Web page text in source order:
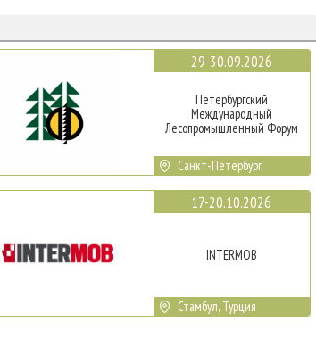
29-30.09.2026
Петербургский
Международный
Лесопромышленный Форум
Санкт-Петербург
17-20.10.2026
INTERMOB
Стамбул, Турция